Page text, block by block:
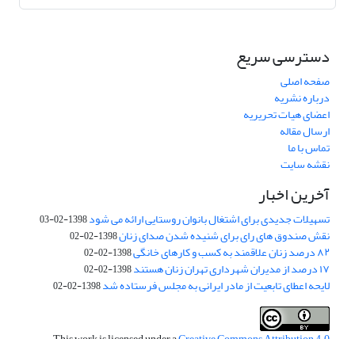
دسترسی سریع
صفحه اصلی
درباره نشریه
اعضای هیات تحریریه
ارسال مقاله
تماس با ما
نقشه سایت
آخرین اخبار
تسهیلات جدیدی برای اشتغال بانوان روستایی ارائه می شود1398-02-03
نقش صندوق های رای برای شنیده شدن صدای زنان1398-02-02
۸۲ درصد زنان علاقمند به کسب و کارهای خانگی 1398-02-02
۱۷ درصد از مدیران شهرداری تهران زنان هستند 1398-02-02
لایحه اعطای تابعیت از مادر ایرانی به مجلس فرستاده شد1398-02-02